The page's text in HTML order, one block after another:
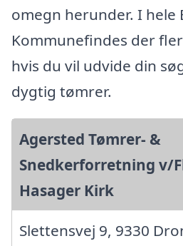
omegn herunder. I hele
Kommunefindes der
hvis du vil udvide din
dygtig tømrer.
Agersted Tømrer- &
Snedkerforretning v/
Hasager Kirk
Slettensvej 9, 9330